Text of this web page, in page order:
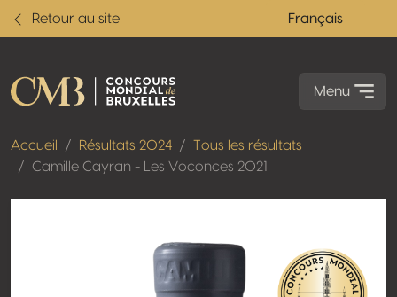
Retour au site Français
Menu
Accueil Résultats 2024
Tous les résultats
Camille Cayran - Les Voconces 2021